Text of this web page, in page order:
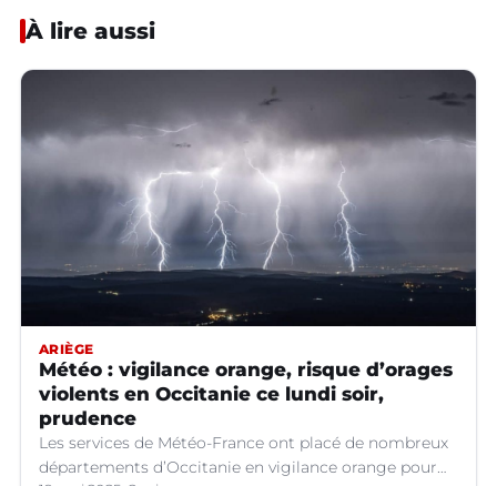
À lire aussi
ARIÈGE
Météo : vigilance orange, risque d’orages
violents en Occitanie ce lundi soir,
prudence
Les services de Météo-France ont placé de nombreux
départements d’Occitanie en vigilance orange pour